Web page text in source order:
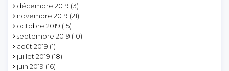
décembre 2019 (3)
novembre 2019 (21)
octobre 2019 (15)
septembre 2019 (10)
août 2019 (1)
juillet 2019 (18)
juin 2019 (16)